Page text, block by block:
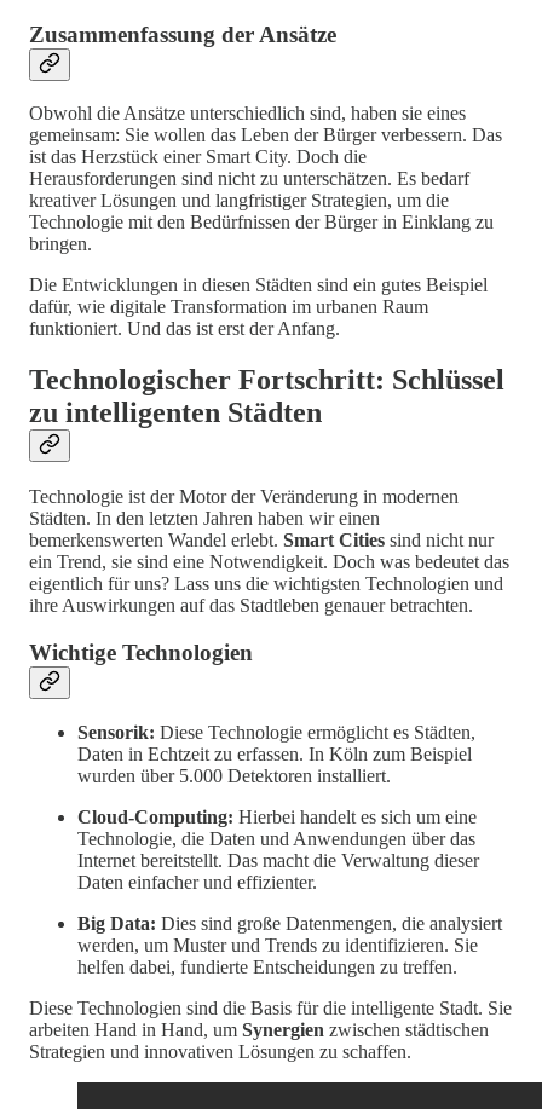
Zusammenfassung der Ansätze
Obwohl die Ansätze unterschiedlich sind, haben sie eines
gemeinsam: Sie wollen das Leben der Bürger verbessern. Das
ist das Herzstück einer Smart City. Doch die
Herausforderungen sind nicht zu unterschätzen. Es bedarf
kreativer Lösungen und langfristiger Strategien, um die
Technologie mit den Bedürfnissen der Bürger in Einklang zu
bringen.
Die Entwicklungen in diesen Städten sind ein gutes Beispiel
dafür, wie digitale Transformation im urbanen Raum
funktioniert. Und das ist erst der Anfang.
Technologischer Fortschritt: Schlüssel
zu intelligenten Städten
Technologie ist der Motor der Veränderung in modernen
Städten. In den letzten Jahren haben wir einen
bemerkenswerten Wandel erlebt. Smart Cities sind nicht nur
ein Trend, sie sind eine Notwendigkeit. Doch was bedeutet das
eigentlich für uns? Lass uns die wichtigsten Technologien und
ihre Auswirkungen auf das Stadtleben genauer betrachten.
Wichtige Technologien
Sensorik: Diese Technologie ermöglicht es Städten,
Daten in Echtzeit zu erfassen. In Köln zum Beispiel
wurden über 5.000 Detektoren installiert.
Cloud-Computing: Hierbei handelt es sich um eine
Technologie, die Daten und Anwendungen über das
Internet bereitstellt. Das macht die Verwaltung dieser
Daten einfacher und effizienter.
Big Data: Dies sind große Datenmengen, die analysiert
werden, um Muster und Trends zu identifizieren. Sie
helfen dabei, fundierte Entscheidungen zu treffen.
Diese Technologien sind die Basis für die intelligente Stadt. Sie
arbeiten Hand in Hand, um Synergien zwischen städtischen
Strategien und innovativen Lösungen zu schaffen.